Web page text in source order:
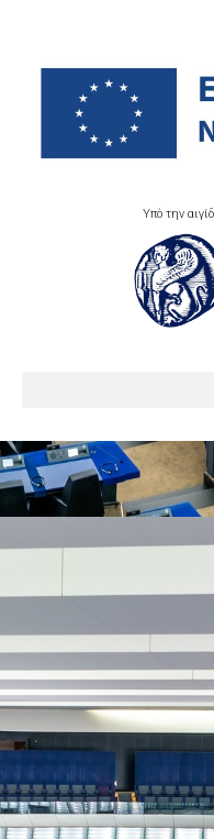
Υπό την